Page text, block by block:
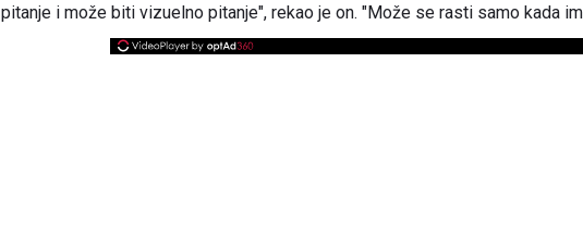
pitanje i može biti vizuelno pitanje", rekao je on. "Može se rasti samo kada